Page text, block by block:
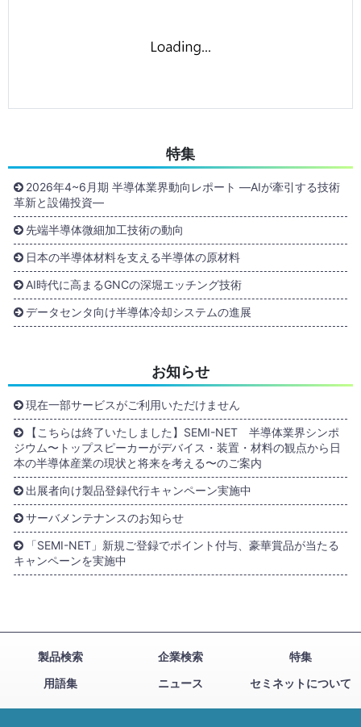
特集
2026年4~6月期 半導体業界動向レポート ―AIが牽引する技術
革新と設備投資―
先端半導体微細加工技術の動向
日本の半導体材料を支える半導体の原材料
AI時代に高まるGNCの深堀エッチング技術
データセンタ向け半導体冷却システムの進展
お知らせ
現在一部サービスがご利用いただけません
【こちらは終了いたしました】SEMI-NET 半導体業界シンポ
ジウム〜トップスピーカーがデバイス・装置・材料の観点から日
本の半導体産業の現状と将来を考える〜のご案内
出展者向け製品登録代行キャンペーン実施中
サーバメンテナンスのお知らせ
「SEMI-NET」新規ご登録でポイント付与、豪華賞品が当たる
キャンペーンを実施中
製品検索 企業検索
特集
用語集
ニュース セミネットについて